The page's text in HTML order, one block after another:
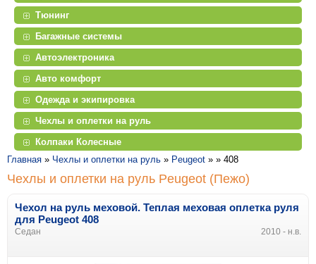
Тюнинг
Багажные системы
Автоэлектроника
Авто комфорт
Одежда и экипировка
Чехлы и оплетки на руль
Колпаки Колесные
Главная » Чехлы и оплетки на руль » Peugeot » » 408
Чехлы и оплетки на руль Peugeot (Пежо)
Чехол на руль меховой. Теплая меховая оплетка руля
для Peugeot 408
Седан 2010 - н.в.